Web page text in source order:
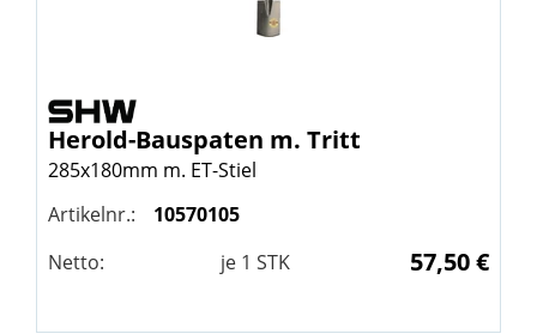
Herold-Bauspaten m. Tritt
285x180mm m. ET-Stiel
Artikelnr.:
10570105
Netto:
je 1 STK 57,50 €